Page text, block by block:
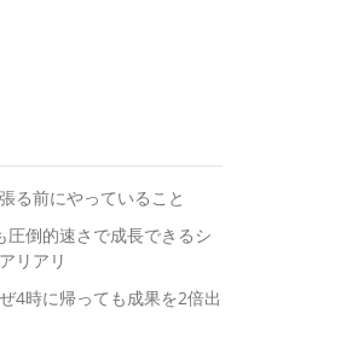
る前にやっていること
倒的速さで成長できるシ
リアリ
4時に帰っても成果を2倍出